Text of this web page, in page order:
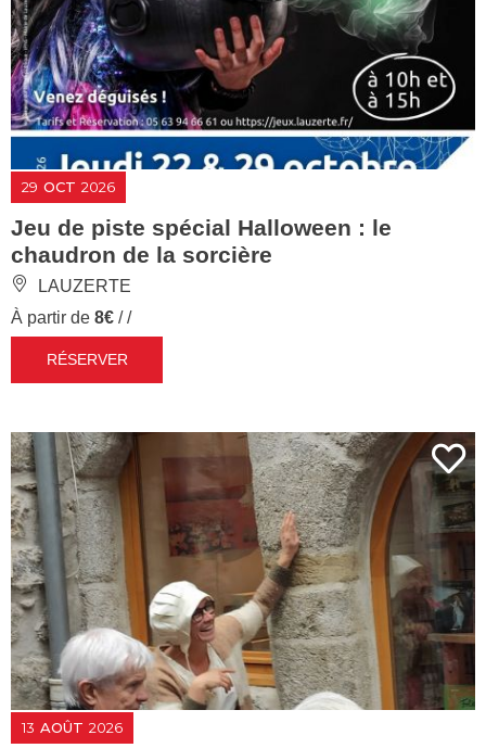
29 OCT 2026
Jeu de piste spécial Halloween : le
chaudron de la sorcière
LAUZERTE
À partir de 8€ / /
RÉSERVER
13 AOÛT 2026